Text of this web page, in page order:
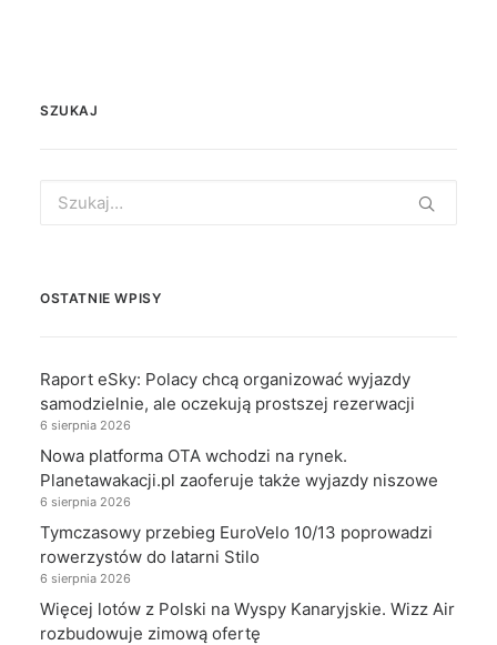
SZUKAJ
for:
OSTATNIE WPISY
Raport eSky: Polacy chcą organizować wyjazdy
samodzielnie, ale oczekują prostszej rezerwacji
6 sierpnia 2026
Nowa platforma OTA wchodzi na rynek.
Planetawakacji.pl zaoferuje także wyjazdy niszowe
6 sierpnia 2026
Tymczasowy przebieg EuroVelo 10/13 poprowadzi
rowerzystów do latarni Stilo
6 sierpnia 2026
Więcej lotów z Polski na Wyspy Kanaryjskie. Wizz Air
rozbudowuje zimową ofertę